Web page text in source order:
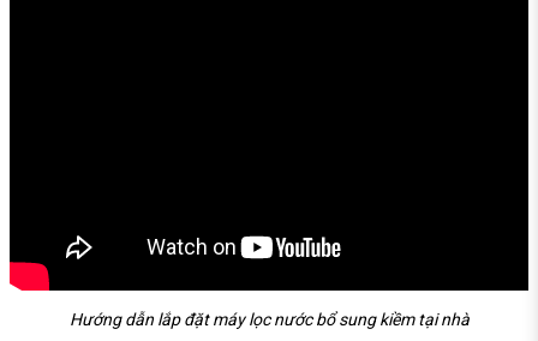
Hướng dẫn lắp đặt máy lọc nước bổ sung kiềm tại nhà